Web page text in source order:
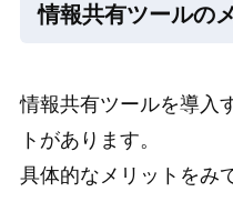
情報共有ツールの
情報共有ツールを導入
トがあります。
具体的なメリットをみ